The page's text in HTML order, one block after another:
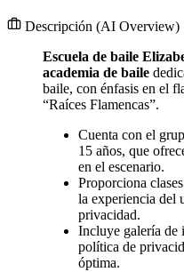
Descripción (AI Overview)
Escuela de baile
academia de baile
baile, con énfasis en el
“Raíces Flamencas”.
Cuenta con el
15 años, que
en el escenario.
Proporciona
la experiencia del
privacidad.
Incluye galería de
política de
óptima.